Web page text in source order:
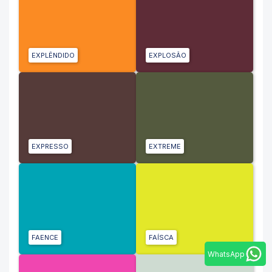
EXPLÊNDIDO EXPLOSÃO
EXPRESSO EXTREME
FAENCE FAÍSCA
WhatsApp